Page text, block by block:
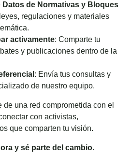
Datos de Normativas y Bloques
regulaciones y materiales
activamente: Comparte tu
y publicaciones dentro de la
: Envía tus consultas y
de nuestro equipo.
de una red comprometida con el
con activistas,
que comparten tu visión.
y sé parte del cambio.